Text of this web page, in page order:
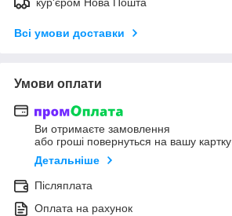
Всі умови доставки
Умови оплати
Ви отримаєте замовлення
або гроші повернуться на вашу картку
Детальніше
Післяплата
Оплата на рахунок